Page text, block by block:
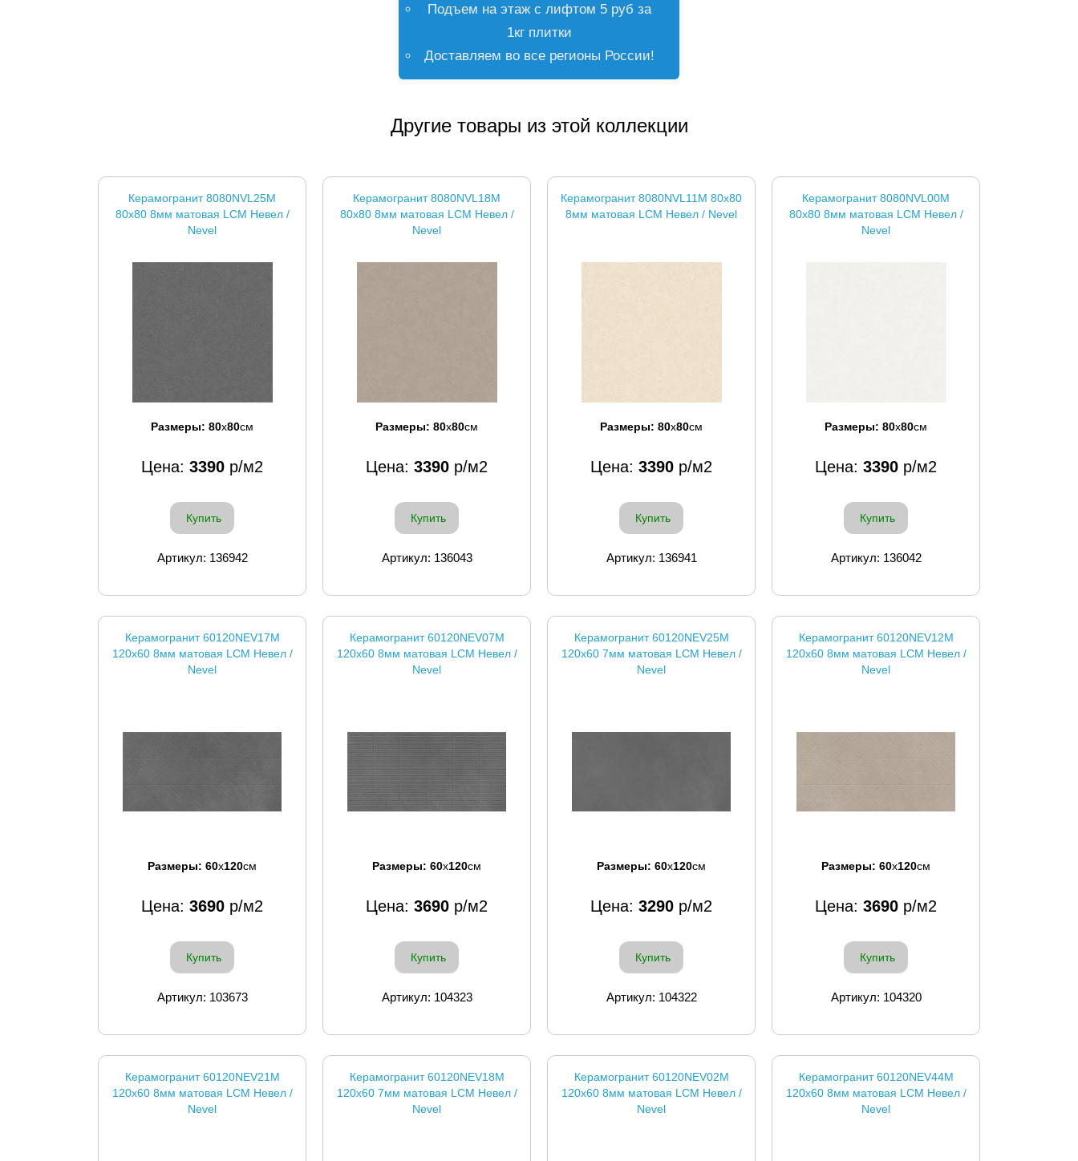
Подъем на этаж с лифтом 5 руб за
1кг плитки
Доставляем во все регионы России!
Другие товары из этой коллекции
Керамогранит 8080NVL25M
80x80 8мм матовая LCM Невел /
Nevel
Размеры: 80x80см
Цена: 3390 р/м2
Купить
Артикул: 136942
Керамогранит 8080NVL18M
80x80 8мм матовая LCM Невел /
Nevel
Размеры: 80x80см
Цена: 3390 р/м2
Купить
Артикул: 136043
Керамогранит 8080NVL11M 80x80
8мм матовая LCM Невел / Nevel
Размеры: 80x80см
Цена: 3390 р/м2
Купить
Артикул: 136941
Керамогранит 8080NVL00M
80x80 8мм матовая LCM Невел /
Nevel
Размеры: 80x80см
Цена: 3390 р/м2
Купить
Артикул: 136042
Керамогранит 60120NEV17M
120x60 8мм матовая LCM Невел /
Nevel
Размеры: 60x120см
Цена: 3690 р/м2
Купить
Артикул: 103673
Керамогранит 60120NEV07M
120x60 8мм матовая LCM Невел /
Nevel
Размеры: 60x120см
Цена: 3690 р/м2
Купить
Артикул: 104323
Керамогранит 60120NEV25M
120x60 7мм матовая LCM Невел /
Nevel
Размеры: 60x120см
Цена: 3290 р/м2
Купить
Артикул: 104322
Керамогранит 60120NEV12M
120x60 8мм матовая LCM Невел /
Nevel
Размеры: 60x120см
Цена: 3690 р/м2
Купить
Артикул: 104320
Керамогранит 60120NEV21M
120x60 8мм матовая LCM Невел /
Nevel
Керамогранит 60120NEV18M
120x60 7мм матовая LCM Невел /
Nevel
Керамогранит 60120NEV02M
120x60 8мм матовая LCM Невел /
Nevel
Керамогранит 60120NEV44M
120x60 8мм матовая LCM Невел /
Nevel